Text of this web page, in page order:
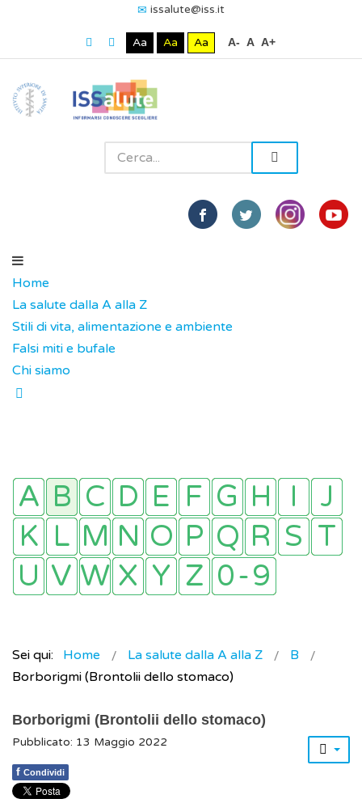
issalute@iss.it
Aa Aa Aa A- A A+
Home
La salute dalla A alla Z
Stili di vita, alimentazione e ambiente
Falsi miti e bufale
Chi siamo
Sei qui: Home La salute dalla A alla Z
B
Borborigmi (Brontolii dello stomaco)
Borborigmi (Brontolii dello stomaco)
Pubblicato: 13 Maggio 2022
f Condividi